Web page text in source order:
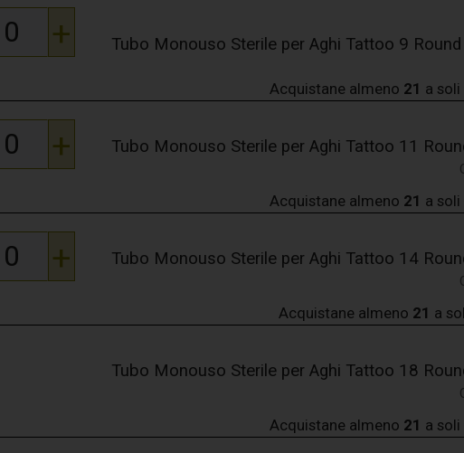
+ Tubo Monouso Sterile per Aghi Tattoo 9 Round
Acquistane almeno 21 a soli
+ Tubo Monouso Sterile per Aghi Tattoo 11
Acquistane almeno 21 a soli
+ Tubo Monouso Sterile per Aghi Tattoo 14
Acquistane almeno 21 a
Tubo Monouso Sterile per Aghi Tattoo 18
Acquistane almeno 21 a soli